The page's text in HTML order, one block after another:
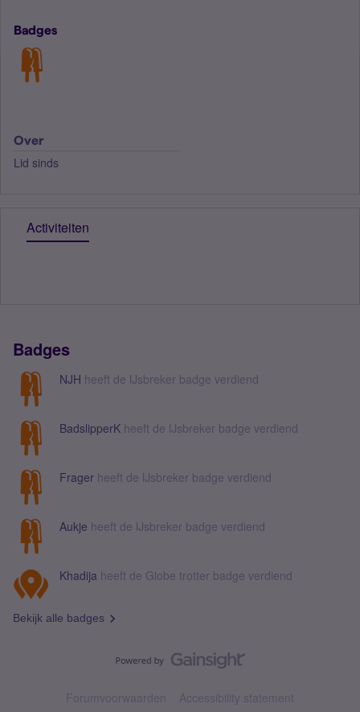
Badges
Over
Lid sinds
Activiteiten
Badges
NJH heeft de IJsbreker badge verdiend
BadslipperK heeft de IJsbreker badge verdiend
Frager heeft de IJsbreker badge verdiend
Aukje heeft de IJsbreker badge verdiend
Khadija heeft de Globe trotter badge verdiend
Bekijk alle badges
Forumvoorwaarden Accessibility statement